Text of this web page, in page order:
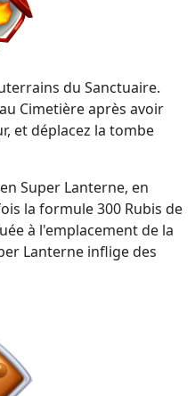
du Sanctuaire.
Cimetière après avoir
et déplacez la tombe
Super Lanterne, en
la formule 300 Rubis de
à l'emplacement de la
Lanterne inflige des